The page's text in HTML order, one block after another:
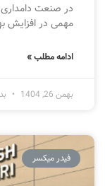
در صنعت
مهمی در افزایش
ادامه مطلب »
بهمن 26, 1404
فیدر میکسر